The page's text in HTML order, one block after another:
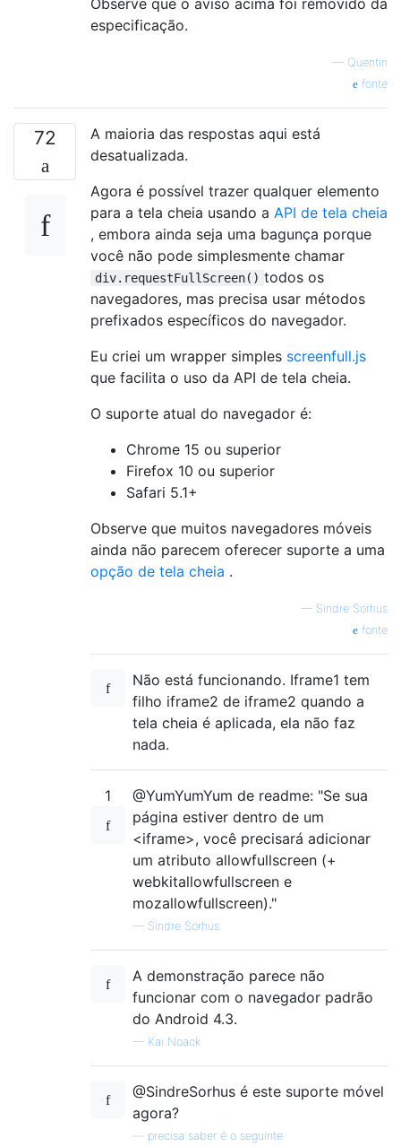
especificação.
— Quentin
fonte
72
A maioria das respostas aqui está
desatualizada.
Agora é possível trazer qualquer elemento
para a tela cheia usando a API de tela cheia
, embora ainda seja uma bagunça porque
você não pode simplesmente chamar
div.requestFullScreen() todos os
navegadores, mas precisa usar métodos
prefixados específicos do navegador.
Eu criei um wrapper simples screenfull.js
que facilita o uso da API de tela cheia.
O suporte atual do navegador é:
Chrome 15 ou superior
Firefox 10 ou superior
Safari 5.1+
Observe que muitos navegadores móveis
ainda não parecem oferecer suporte a uma
opção de tela cheia .
— Sindre Sorhus
fonte
Não está funcionando. Iframe1 tem
filho iframe2 de iframe2 quando a
tela cheia é aplicada, ela não faz
nada.
1
@YumYumYum de readme: "Se sua
página estiver dentro de um
<iframe>, você precisará adicionar
um atributo allowfullscreen (+
webkitallowfullscreen e
mozallowfullscreen)."
— Sindre Sorhus
A demonstração parece não
funcionar com o navegador padrão
do Android 4.3.
— Kai Noack
@SindreSorhus é este suporte móvel
agora?
precisa saber é o seguinte